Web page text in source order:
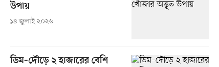
উপায়
১৪ জুলাই ২০২৬
ডিম–দৌড়ে ২ হাজারের বেশি